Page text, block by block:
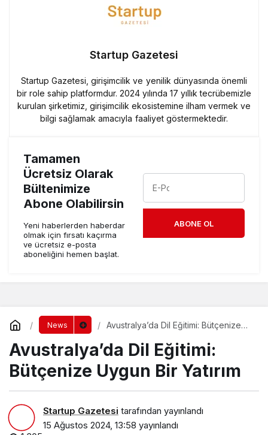
Startup Gazetesi
Startup Gazetesi, girişimcilik ve yenilik dünyasında önemli
bir role sahip platformdur. 2024 yılında 17 yıllık tecrübemizle
kurulan şirketimiz, girişimcilik ekosistemine ilham vermek ve
bilgi sağlamak amacıyla faaliyet göstermektedir.
Tamamen
Ücretsiz Olarak
Bültenimize
Abone Olabilirsin
Yeni haberlerden haberdar
olmak için fırsatı kaçırma
ve ücretsiz e-posta
aboneliğini hemen başlat.
ABONE OL
News
Avustralya’da Dil Eğitimi: Bütçenize
Avustralya’da Dil Eğitimi:
Bütçenize Uygun Bir Yatırım
Startup Gazetesi tarafından yayınlandı
15 Ağustos 2024, 13:58 yayınlandı